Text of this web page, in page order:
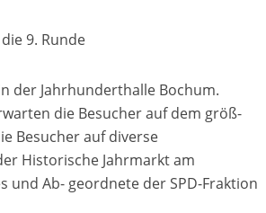
9. Runde
der Jahrhunderthalle Bochum.
die Besucher auf dem größ-
Besucher auf diverse
Historische Jahrmarkt am
und Ab- geordnete der SPD-Fraktion